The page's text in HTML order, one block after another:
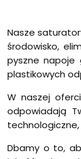
Nasze
środowisko,
pyszne napoje
plastikowych
W naszej
odpowiadają
Dbamy o to,